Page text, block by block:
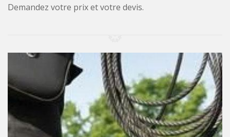
Demandez votre prix et votre devis.